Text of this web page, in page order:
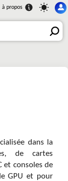
dans la
de cartes
et consoles de
GPU et pour